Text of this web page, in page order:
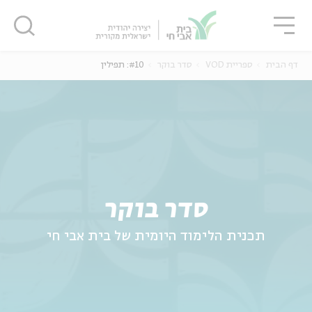
סדר בוקר
תכנית הלימוד היומית של בית אבי חי
דף הבית ספריית VOD סדר בוקר #10: תפילין
סגור